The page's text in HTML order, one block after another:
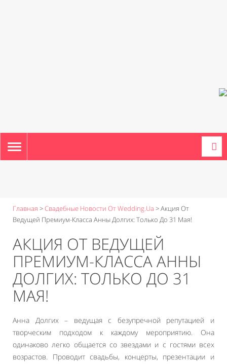
TOGGLE
NAVIGATION
Главная >Свадебные Новости От Wedding.ua >Акция От
Ведущей Премиум-Класса Анны Долгих: Только До 31 Мая!
АКЦИЯ ОТ ВЕДУЩЕЙ
ПРЕМИУМ-КЛАССА АННЫ
ДОЛГИХ: ТОЛЬКО ДО 31
МАЯ!
Анна Долгих – ведущая с безупречной репутацией и
творческим подходом к каждому мероприятию. Она
одинаково легко общается со звездами и с гостями всех
возрастов. Проводит свадьбы, концерты, презентации и